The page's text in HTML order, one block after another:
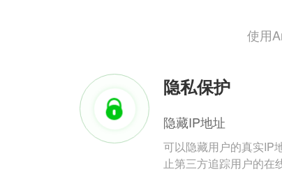
使用
隐私保护
隐藏IP地址
可以隐藏用户的真实IP
止第三方追踪用户的在